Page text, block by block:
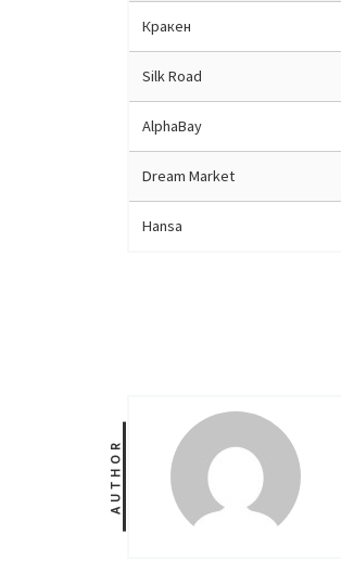
Кракен
Silk Road
AlphaBay
Dream Market
Hansa
AUTHOR